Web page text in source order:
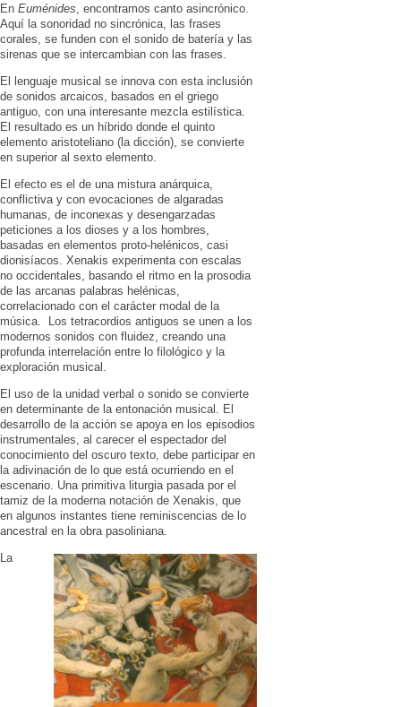
En Euménides , encontramos canto asincrónico.
Aquí la sonoridad no sincrónica, las frases
corales, se funden con el sonido de batería y las
sirenas que se intercambian con las frases.
El lenguaje musical se innova con esta inclusión
de sonidos arcaicos, basados en el griego
antiguo, con una interesante mezcla estilística.
El resultado es un híbrido donde el quinto
elemento aristoteliano (la dicción), se convierte
en superior al sexto elemento.
El efecto es el de una mistura anárquica,
conflictiva y con evocaciones de algaradas
humanas, de inconexas y desengarzadas
peticiones a los dioses y a los hombres,
basadas en elementos proto-helénicos, casi
dionisíacos. Xenakis experimenta con escalas
no occidentales, basando el ritmo en la prosodia
de las arcanas palabras helénicas,
correlacionado con el carácter modal de la
música. Los tetracordios antiguos se unen a los
modernos sonidos con fluidez, creando una
profunda interrelación entre lo filológico y la
exploración musical.
El uso de la unidad verbal o sonido se convierte
en determinante de la entonación musical. El
desarrollo de la acción se apoya en los episodios
instrumentales, al carecer el espectador del
conocimiento del oscuro texto, debe participar en
la adivinación de lo que está ocurriendo en el
escenario. Una primitiva liturgia pasada por el
tamiz de la moderna notación de Xenakis, que
en algunos instantes tiene reminiscencias de lo
ancestral en la obra pasoliniana.
La